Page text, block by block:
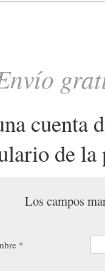
cuenta
de la
Los campos
*